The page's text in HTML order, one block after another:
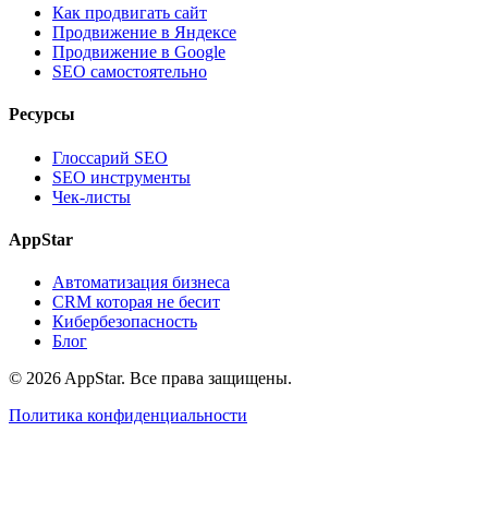
Как продвигать сайт
Продвижение в Яндексе
Продвижение в Google
SEO самостоятельно
Ресурсы
Глоссарий SEO
SEO инструменты
Чек-листы
AppStar
Автоматизация бизнеса
CRM которая не бесит
Кибербезопасность
Блог
© 2026 AppStar. Все права защищены.
Политика конфиденциальности